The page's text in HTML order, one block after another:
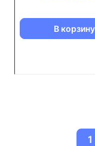
В корзину
1